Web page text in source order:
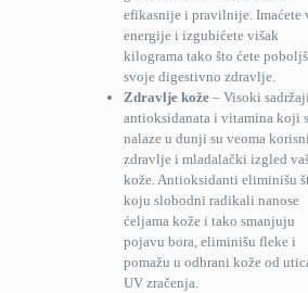
efikasnije i pravilnije. Imaćete
energije i izgubićete višak
kilograma tako što ćete
svoje digestivno zdravlje.
Zdravlje kože – Visoki sadržaji
antioksidanata i vitamina koji
nalaze u dunji su veoma
zdravlje i mladalački izgled
kože. Antioksidanti eliminišu
koju slobodni radikali nanose
ćeljama kože i tako smanjuju
pojavu bora, eliminišu fleke i
pomažu u odbrani kože od
UV zračenja.